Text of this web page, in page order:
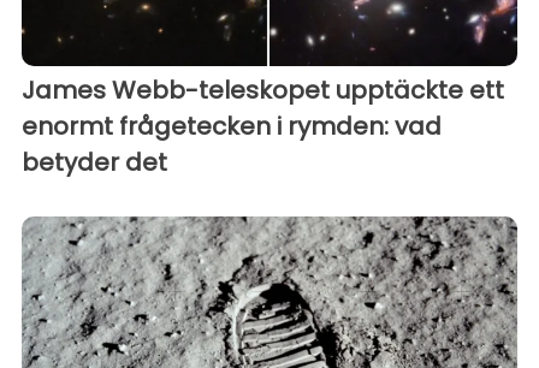
James Webb-teleskopet upptäckte ett
enormt frågetecken i rymden: vad
betyder det